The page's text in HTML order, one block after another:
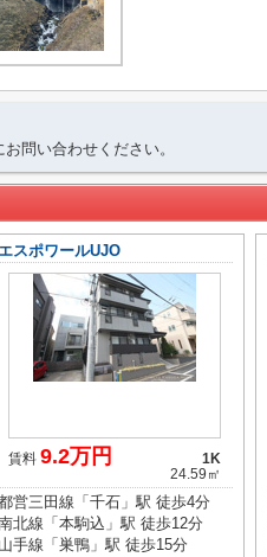
問い合わせください。
エスポワールUJO
賃料 9.2万円
1K
24.59㎡
営三田線「千石」駅 徒歩4分
北線「本駒込」駅 徒歩12分
山手線「巣鴨」駅 徒歩15分